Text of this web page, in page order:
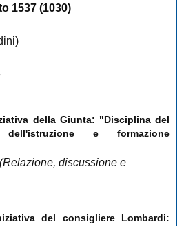
1537 (1030)
)
della Giunta: " Disciplina del
e formazione
(Relazione, discussione e
del consigliere Lombardi: